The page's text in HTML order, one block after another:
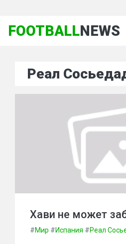
FOOTBALLNEWS
Реал
Хави не может
#Мир #Испания #Реал